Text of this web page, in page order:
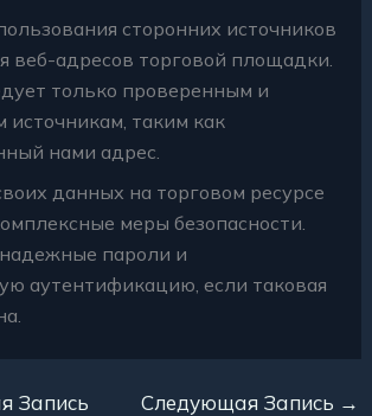
сторонних источников
веб-адресов торговой площадки.
только проверенным и
таким как
нами адрес.
данных на торговом ресурсе
меры безопасности.
пароли и
аутентификацию, если таковая
Запись Следующая Запись →